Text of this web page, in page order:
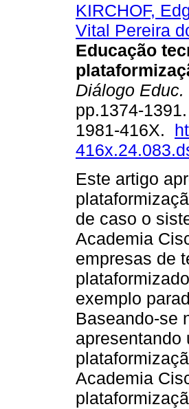
KIRCHOF,
Vital Pereira
Educação
Diálogo Educ.
pp.1374-
1981-416X.
Este artigo
de caso o
Academia
empresas de
exemplo
Baseando-se
apresentando
Academia